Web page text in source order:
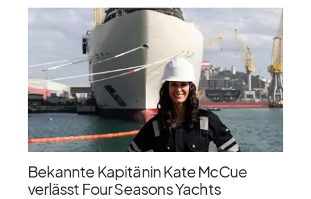
Bekannte Kapitänin Kate McCue
verlässt Four Seasons Yachts